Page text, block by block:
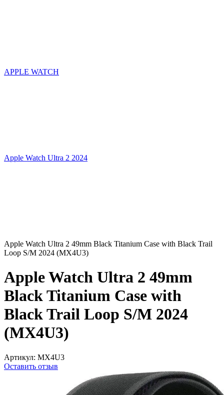
APPLE WATCH
Apple Watch Ultra 2 2024
Apple Watch Ultra 2 49mm Black Titanium Case with Black Trail
Loop S/M 2024 (MX4U3)
Apple Watch Ultra 2 49mm
Black Titanium Case with
Black Trail Loop S/M 2024
(MX4U3)
Артикул: MX4U3
Оставить отзыв